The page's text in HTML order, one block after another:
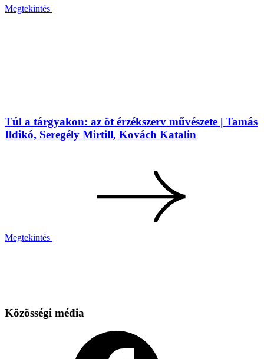
Megtekintés
Túl a tárgyakon: az öt érzékszerv művészete | Tamás
Ildikó, Seregély Mirtill, Kovách Katalin
Megtekintés
Közösségi média